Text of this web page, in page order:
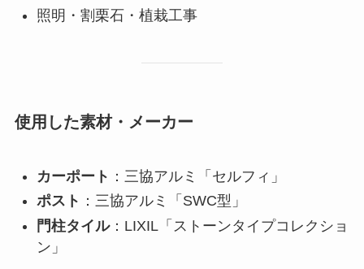
照明・割栗石・植栽工事
使用した素材・メーカー
カーポート ：三協アルミ「セルフィ」
ポスト ：三協アルミ「SWC型」
門柱タイル：LIXIL「ストーンタイプコレクショ
ン」